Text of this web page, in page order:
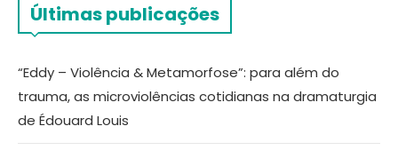
Últimas publicações
“Eddy – Violência & Metamorfose”: para além do
trauma, as microviolências cotidianas na dramaturgia
de Édouard Louis